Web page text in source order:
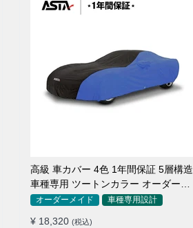
高級 車カバー 4色 1年間保証 5層構造
車種専用 ツートンカラー オーダーメ
イド 防水 耐久性
オーダーメイド 車種専用設計
¥ 18,320 (税込)